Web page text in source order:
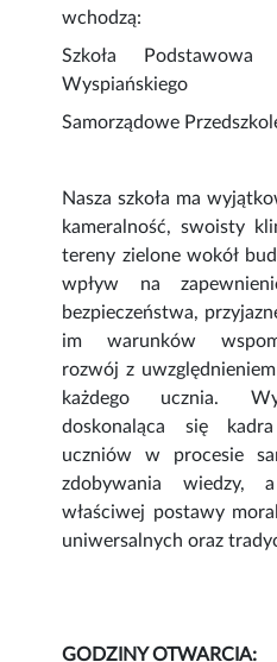
wchodzą:
Szkoła
Wyspiańskiego
Samorządowe
Nasza szkoła ma
kameralność, swoisty
tereny zielone wokół
wpływ na
bezpieczeństwa,
im warunków
rozwój z
każdego ucznia.
doskonaląca się
uczniów w procesie
zdobywania wiedzy,
właściwej postawy
uniwersalnych oraz
GODZINY OTWARCIA: